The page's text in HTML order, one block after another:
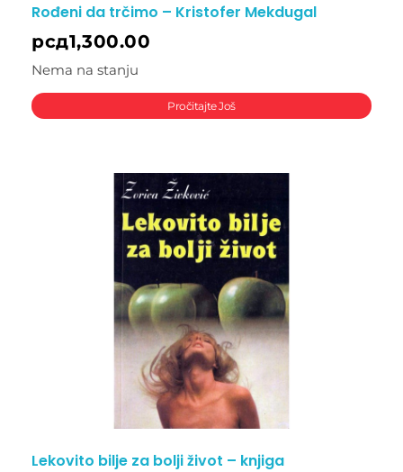
Rođeni da trčimo – Kristofer Mekdugal
рсд1,300.00
Nema na stanju
Pročitajte Još
Lekovito bilje za bolji život – knjiga